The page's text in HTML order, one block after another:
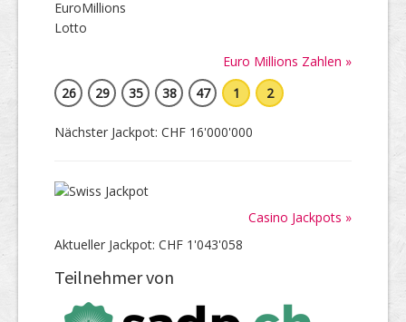
Euro Millions Zahlen »
26
29 35 38 47 1 2
Nächster Jackpot: CHF 16'000'000
Casino Jackpots »
Aktueller Jackpot: CHF 1'043'058
Teilnehmer von